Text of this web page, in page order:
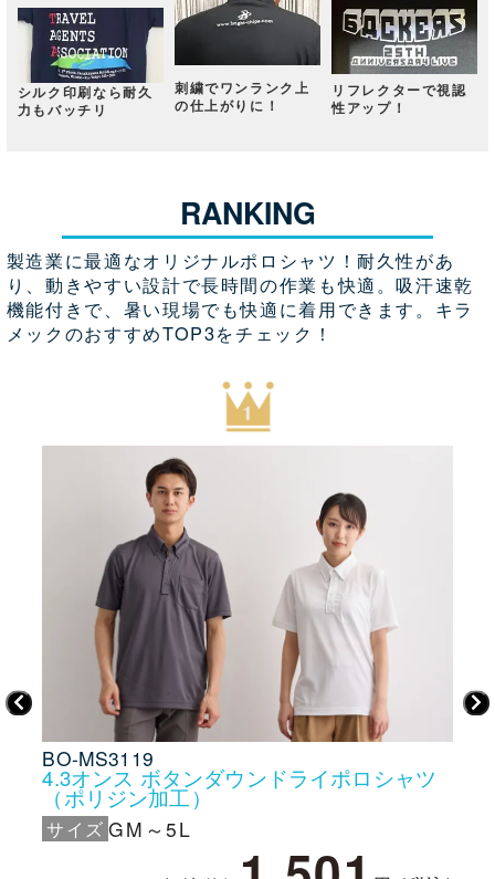
シルク印刷なら耐久
力もバッチリ
刺繍でワンランク上
の仕上がりに！
リフレクターで視認
性アップ！
RANKING
製造業に最適なオリジナルポロシャツ！耐久性があ
り、動きやすい設計で長時間の作業も快適。吸汗速乾
機能付きで、暑い現場でも快適に着用できます。キラ
メックのおすすめTOP3をチェック！
BO-MS3119
4.3オンス ボタンダウンドライポロシャツ
（ポリジン加工）
サイズ GM～5L